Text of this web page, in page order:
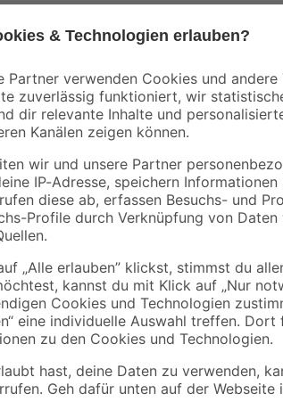
Mengenrabatt
B1
Acryl weiß 280 ml
1,99€
7,11 € / Liter
Kronospan
OSB3-
634 x 12
5,99€
6,41 € /